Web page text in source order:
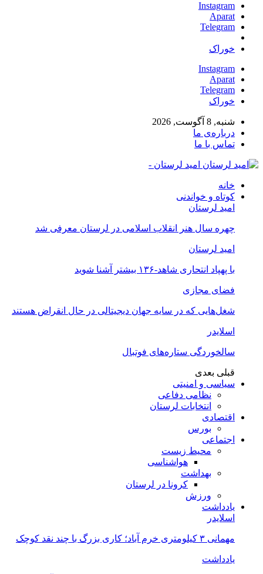
Instagram
Aparat
Telegram
خوراک
Instagram
Aparat
Telegram
خوراک
شنبه, 8 آگوست, 2026
درباره‌ی ما
تماس با ما
امید لرستان -
خانه
کوتاه و خواندنی
امید لرستان
چهره سال هنر انقلاب اسلامی در لرستان معرفی شد
امید لرستان
با پهپاد انتحاری شاهد-۱۳۶ بیشتر آشنا شوید
فضای مجازی
شغل‌‌هایی که در سایه جهان دیجیتالی در حال انقراض هستند
اسلایدر
سالخوردگی ستاره‌های فوتبال
قبلی بعدی
سیاسی و امنیتی
نظامی دفاعی
انتخابات لرستان
اقتصادی
بورس
اجتماعی
محیط زیست
هواشناسی
بهداشت
کرونا در لرستان
ورزش
یادداشت
اسلایدر
مهمانی ۳ کیلومتری خرم آباد؛ کاری بزرگ با چند نقد کوچک
یادداشت